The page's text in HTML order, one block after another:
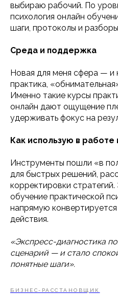
выбираю рабочий. По
психология онлайн
шаги, протоколы и
Среда и поддержка
Новая для меня сфера — и
практика,
Именно такие курсы
онлайн дают ощущение
удерживать фокус на
Как использую в работе
Инструменты пошли «в
для быстрых решений,
корректировки
обучение практической
напрямую
действия.
«Экспресс-диагностика
сценарий — и стало
понятные шаги».
БИЗНЕС-РАССТАНОВЩИК